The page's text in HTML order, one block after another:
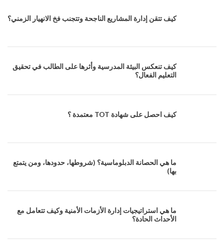
كيف تتقن إدارة المشاريع الناجحة وتتجنب فخ الانهيار الزمني؟
كيف تنعكس البيئة المدرسية وأثرها على الطالب في تحقيق
التعليم الفعال؟
كيف احصل على شهادة TOT معتمدة ؟
ما هي الحصانة الدبلوماسية؟ (شروطها، حدودها، ومن يتمتع
بها)
ما هي استراتيجيات إدارة الأزمات الأمنية وكيف تتعامل مع
الأحداث الحادة؟